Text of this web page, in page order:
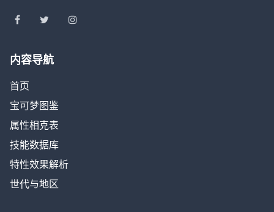
内容导航
首页
宝可梦图鉴
属性相克表
技能数据库
特性效果解析
世代与地区